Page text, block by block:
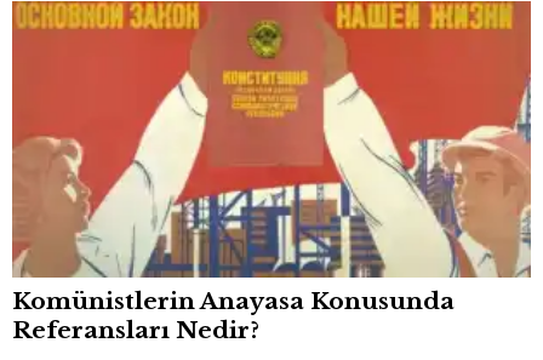
Komünistlerin Anayasa Konusunda
Referansları Nedir?